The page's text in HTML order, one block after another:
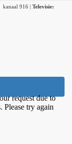
kanaal 916 | Televisie:
×